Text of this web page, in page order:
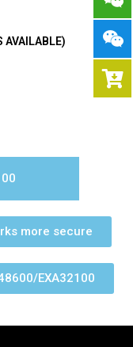
AVAILABLE)
more secure
EXA32100